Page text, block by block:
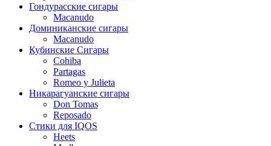
Гондурасские сигары
Macanudo
Доминиканские сигары
Macanudo
Кубинские Сигары
Cohiba
Partagas
Romeo y Julieta
Никарагуанские сигары
Don Tomas
Reposado
Стики для IQOS
Heets